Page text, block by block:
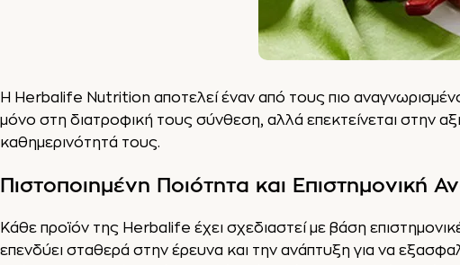
Η Herbalife Nutrition αποτελεί έναν από τους πιο
μόνο στη διατροφική τους σύνθεση, αλλά επεκτείνεται στην
καθημερινότητά τους.
Πιστοποιημένη Ποιότητα και Επιστημονική
Κάθε προϊόν της Herbalife έχει σχεδιαστεί με βάση
επενδύει σταθερά στην έρευνα και την ανάπτυξη για να